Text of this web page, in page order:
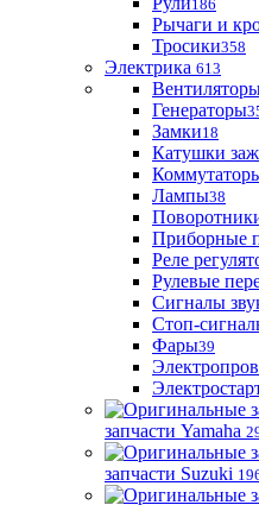
186
Рычаги и
Тросики358
Электрика 613
Генераторы
Замки18
Катушки
Лампы38
Приборные
Реле
Рулевые
Сигналы
Стоп-
Фары39
запчасти Yamaha
запчасти Suzuki